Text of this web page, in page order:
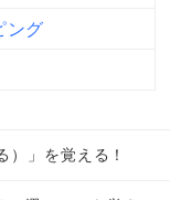
ング
」を覚える！